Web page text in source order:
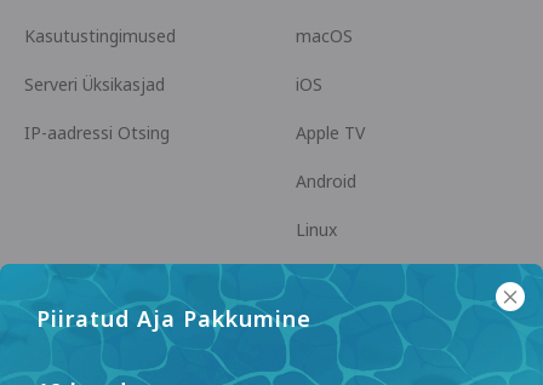
Piiratud Aja Pakkumine
Kasutustingimused
Serveri Üksikasjad
IP-aadressi Otsing
macOS
iOS
Apple TV
Android
Linux
Android TV
Abikeskus Koostöö